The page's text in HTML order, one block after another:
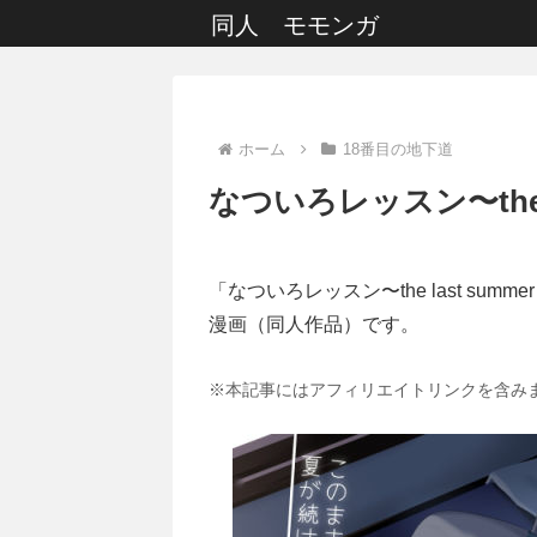
同人 モモンガ
ホーム 18番目の地下道
なついろレッスン〜
「なついろレッスン〜the last
漫画（同人作品）です。
※本記事にはアフィリエイトリンクを含み